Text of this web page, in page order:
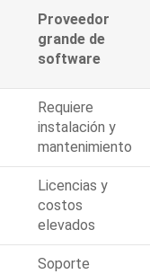
Proveedor
grande de
software
Requiere
instalación y
mantenimiento
Licencias y
costos
elevados
Soporte